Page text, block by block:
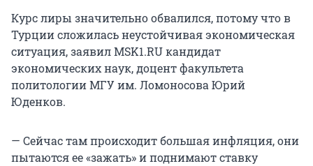
Курс лиры значительно обвалился, потому что в
Турции сложилась неустойчивая экономическая
ситуация, заявил MSK1.RU кандидат
экономических наук, доцент факультета
политологии МГУ им. Ломоносова Юрий
Юденков.
— Сейчас там происходит большая инфляция, они
пытаются ее «зажать» и поднимают ставку